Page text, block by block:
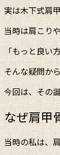
実は木下式肩
当時は肩こり
「もっと良い
そんな疑問か
今回は、その
なぜ肩甲
当時の私は、